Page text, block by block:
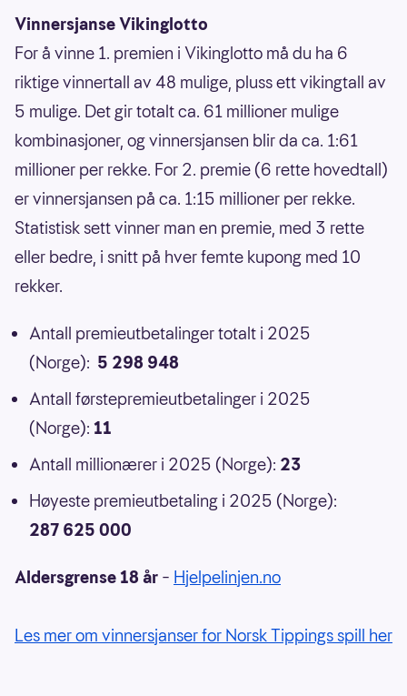
Vinnersjanse Vikinglotto
For å vinne 1. premien i Vikinglotto må du ha 6
riktige vinnertall av 48 mulige, pluss ett vikingtall av
5 mulige. Det gir totalt ca. 61 millioner mulige
kombinasjoner, og vinnersjansen blir da ca. 1:61
millioner per rekke. For 2. premie (6 rette hovedtall)
er vinnersjansen på ca. 1:15 millioner per rekke.
Statistisk sett vinner man en premie, med 3 rette
eller bedre, i snitt på hver femte kupong med 10
rekker.
Antall premieutbetalinger totalt i 2025
(Norge): 5 298 948
Antall førstepremieutbetalinger i 2025
(Norge): 11
Antall millionærer i 2025 (Norge): 23
Høyeste premieutbetaling i 2025 (Norge):
287 625 000
Aldersgrense 18 år – Hjelpelinjen.no
Les mer om vinnersjanser for Norsk Tippings spill her